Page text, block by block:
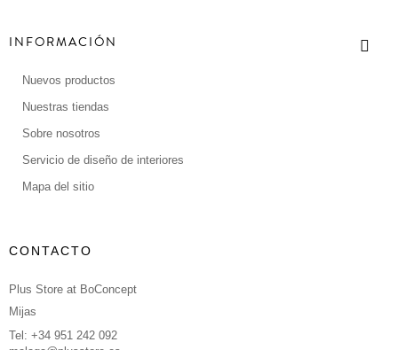
INFORMACIÓN
Nuevos productos
Nuestras tiendas
Sobre nosotros
Servicio de diseño de interiores
Mapa del sitio
CONTACTO
Plus Store at BoConcept
Mijas
Tel: +34 951 242 092